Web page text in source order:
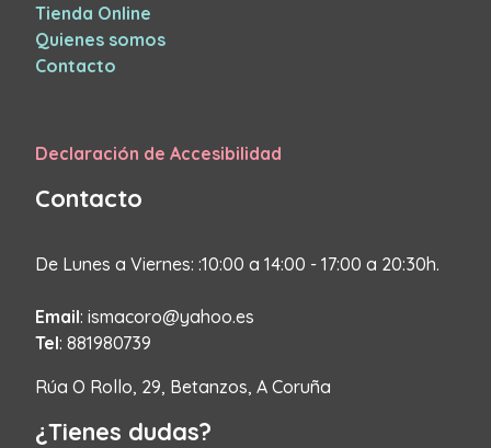
Tienda Online
Quienes somos
Contacto
Declaración de Accesibilidad
Contacto
De Lunes a Viernes: :10:00 a 14:00 - 17:00 a 20:30h.
Email: ismacoro@yahoo.es
Tel: 881980739
Rúa O Rollo, 29, Betanzos, A Coruña
¿Tienes dudas?